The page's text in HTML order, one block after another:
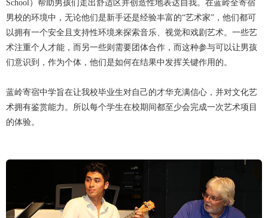
School）帮助男孩们走出舒适区并创造性地表达自我。在蓝岭全寄宿
男校的环境中，无论他们是新手还是经验丰富的“艺术家”，他们都可
以拥有一个安全且支持性环境来探索音乐、视觉和戏剧艺术。一些艺
术注重个人才能，而另一些则需要团体合作，而这种参与可以让男孩
们意识到，作为个体，他们是如何在结果中发挥关键作用的。
蓝岭寄宿中学旨在让我校毕业生对自己的才华充满信心，并对文化艺
术拥有鉴赏能力。所以每个学生在校期间都至少会完成一次艺术项目
的体验。